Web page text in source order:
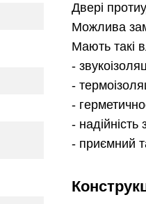
Двері
Можлива
Мають такі
-
-
-
- надійність
- приємний